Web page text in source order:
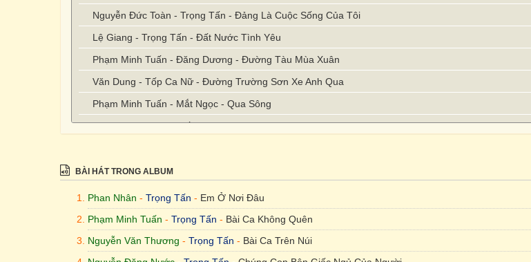
Nguyễn Đức Toàn - Trọng Tấn - Đảng Là Cuộc Sống Của Tôi
Lệ Giang - Trọng Tấn - Đất Nước Tình Yêu
Phạm Minh Tuấn - Đăng Dương - Đường Tàu Mùa Xuân
Văn Dung - Tốp Ca Nữ - Đường Trường Sơn Xe Anh Qua
Phạm Minh Tuấn - Mắt Ngọc - Qua Sông
Bảo Chung - Trọng Tấn & Tân Nhàn - Gặp Nhau Trong Rừng Mơ
Phó Đức Phương - Trọng Tấn - Huyền Thoại Hồ Núi Cốc
Hoài Mai - Trọng Tấn - Mùa Xuân Trên Quê Hương
Văn An - Trọng Tấn - Ta Ra Trận Hôm Nay
Lương Vĩnh - Trọng Tấn - Thành Phố Hoa Phượng Đỏ
An Thuyên - Trọng Tấn - Thơ Tình Của Núi
BÀI HÁT TRONG ALBUM
Phan Nhân - Trọng Tấn - Em Ở Nơi Đâu
Phạm Minh Tuấn - Trọng Tấn - Bài Ca Không Quên
Nguyễn Văn Thương - Trọng Tấn - Bài Ca Trên Núi